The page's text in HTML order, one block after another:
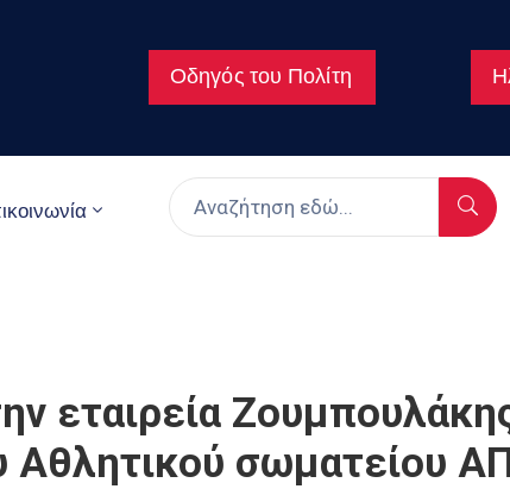
Οδηγός του Πολίτη
εταιρεία
Αθλητικού σωματείου